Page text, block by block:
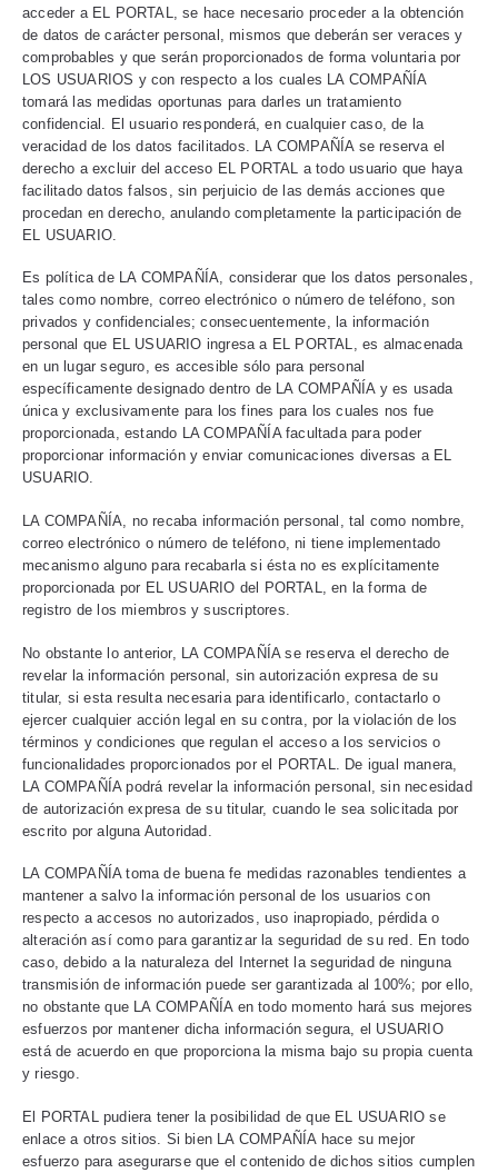
acceder a EL PORTAL, se hace necesario proceder a la obtención
de datos de carácter personal, mismos que deberán ser veraces y
comprobables y que serán proporcionados de forma voluntaria por
LOS USUARIOS y con respecto a los cuales LA COMPAÑÍA
tomará las medidas oportunas para darles un tratamiento
confidencial. El usuario responderá, en cualquier caso, de la
veracidad de los datos facilitados. LA COMPAÑÍA se reserva el
derecho a excluir del acceso EL PORTAL a todo usuario que haya
facilitado datos falsos, sin perjuicio de las demás acciones que
procedan en derecho, anulando completamente la participación de
EL USUARIO.
Es política de LA COMPAÑÍA, considerar que los datos personales,
tales como nombre, correo electrónico o número de teléfono, son
privados y confidenciales; consecuentemente, la información
personal que EL USUARIO ingresa a EL PORTAL, es almacenada
en un lugar seguro, es accesible sólo para personal
específicamente designado dentro de LA COMPAÑÍA y es usada
única y exclusivamente para los fines para los cuales nos fue
proporcionada, estando LA COMPAÑÍA facultada para poder
proporcionar información y enviar comunicaciones diversas a EL
USUARIO.
LA COMPAÑÍA, no recaba información personal, tal como nombre,
correo electrónico o número de teléfono, ni tiene implementado
mecanismo alguno para recabarla si ésta no es explícitamente
proporcionada por EL USUARIO del PORTAL, en la forma de
registro de los miembros y suscriptores.
No obstante lo anterior, LA COMPAÑÍA se reserva el derecho de
revelar la información personal, sin autorización expresa de su
titular, si esta resulta necesaria para identificarlo, contactarlo o
ejercer cualquier acción legal en su contra, por la violación de los
términos y condiciones que regulan el acceso a los servicios o
funcionalidades proporcionados por el PORTAL. De igual manera,
LA COMPAÑÍA podrá revelar la información personal, sin necesidad
de autorización expresa de su titular, cuando le sea solicitada por
escrito por alguna Autoridad.
LA COMPAÑÍA toma de buena fe medidas razonables tendientes a
mantener a salvo la información personal de los usuarios con
respecto a accesos no autorizados, uso inapropiado, pérdida o
alteración así como para garantizar la seguridad de su red. En todo
caso, debido a la naturaleza del Internet la seguridad de ninguna
transmisión de información puede ser garantizada al 100%; por ello,
no obstante que LA COMPAÑÍA en todo momento hará sus mejores
esfuerzos por mantener dicha información segura, el USUARIO
está de acuerdo en que proporciona la misma bajo su propia cuenta
y riesgo.
El PORTAL pudiera tener la posibilidad de que EL USUARIO se
enlace a otros sitios. Si bien LA COMPAÑÍA hace su mejor
esfuerzo para asegurarse que el contenido de dichos sitios cumplen